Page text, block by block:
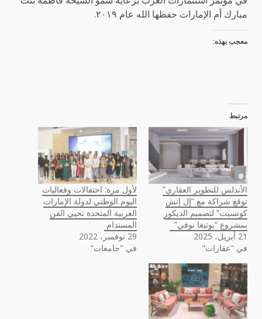
مبارك أم الإمارات حفظها الله عام ٢٠١٩.
معجب بهذه:
مرتبط
الأندلس للتطوير العقاري”
توقع شراكة مع “إل إتش
كونسبت” لتصميم الديكور
بمشروع “بوتيغا نوفي”
21 أبريل، 2025
في "عقارات"
لأول مرة: احتفالات وفعاليات
اليوم الوطني لدولة الإمارات
العربية المتحدة تحيي الفن
المستدام
29 نوفمبر، 2022
في "جامعات"